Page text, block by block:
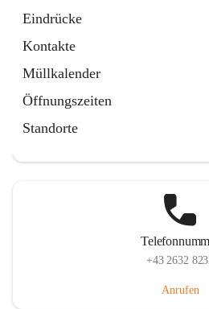
Eindrücke
Kontakte
Müllkalender
Öffnungszeiten
Standorte
+43 2632
Anrufen